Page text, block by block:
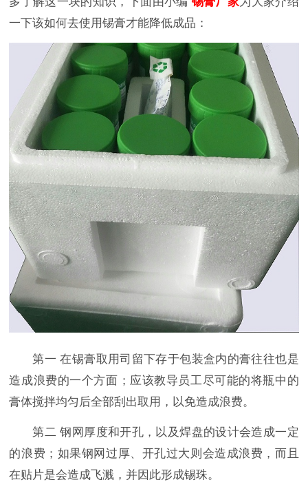
一下该如何去使用锡膏才能降低成品：
第一 在锡膏取用司留下存于包装盒内的膏往往也是
造成浪费的一个方面；应该教导员工尽可能的将瓶中的
膏体搅拌均匀后全部刮出取用，以免造成浪费。
第二 钢网厚度和开孔，以及焊盘的设计会造成一定
的浪费；如果钢网过厚、开孔过大则会造成浪费，而且
在贴片是会造成飞溅，并因此形成锡珠。